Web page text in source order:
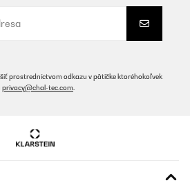
prostredníctvom odkazu v pätičke ktoréhokoľvek
privacy@chal-tec.com